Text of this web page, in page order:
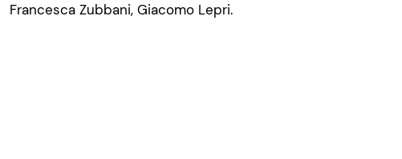
Francesca Zubbani, Giacomo Lepri.